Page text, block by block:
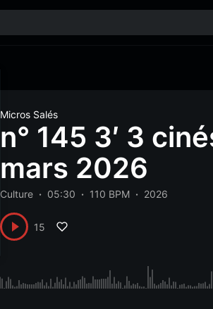
Micros Salés
n° 145 3′ 3
mars 2026
Culture 05:30 110 BPM 2026
15